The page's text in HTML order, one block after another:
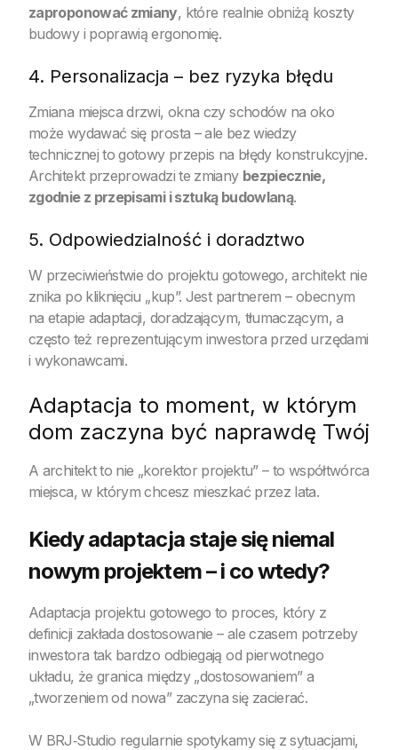
zaproponować zmiany, które realnie obniżą koszty
budowy i poprawią ergonomię.
4. Personalizacja – bez ryzyka błędu
Zmiana miejsca drzwi, okna czy schodów na oko
może wydawać się prosta – ale bez wiedzy
technicznej to gotowy przepis na błędy konstrukcyjne.
Architekt przeprowadzi te zmiany bezpiecznie,
zgodnie z przepisami i sztuką budowlaną.
5. Odpowiedzialność i doradztwo
W przeciwieństwie do projektu gotowego, architekt nie
znika po kliknięciu „kup”. Jest partnerem – obecnym
na etapie adaptacji, doradzającym, tłumaczącym, a
często też reprezentującym inwestora przed urzędami
i wykonawcami.
Adaptacja to moment, w którym
dom zaczyna być naprawdę Twój
A architekt to nie „korektor projektu” – to współtwórca
miejsca, w którym chcesz mieszkać przez lata.
Kiedy adaptacja staje się niemal
nowym projektem – i co wtedy?
Adaptacja projektu gotowego to proces, który z
definicji zakłada dostosowanie – ale czasem potrzeby
inwestora tak bardzo odbiegają od pierwotnego
układu, że granica między „dostosowaniem” a
„tworzeniem od nowa” zaczyna się zacierać.
W BRJ‑Studio regularnie spotykamy się z sytuacjami,